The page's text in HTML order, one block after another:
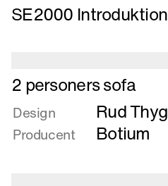
om
SE2000 Introduktion
Læs
mere
om
2
personers
2 personers sofa
Design Rud
Producent Botium